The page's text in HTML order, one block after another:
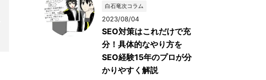
白石竜次コラム
2023/08/04
SEO対策はこれだけで充
分！具体的なやり方を
SEO経験15年のプロが分
かりやすく解説